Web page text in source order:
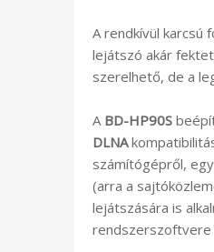
A rendkívül karcsú
lejátszó akár
szerelhető, de a
A BD-HP90S
DLNA
számítógépről,
(arra a
lejátszására is
rendszerszoftvere